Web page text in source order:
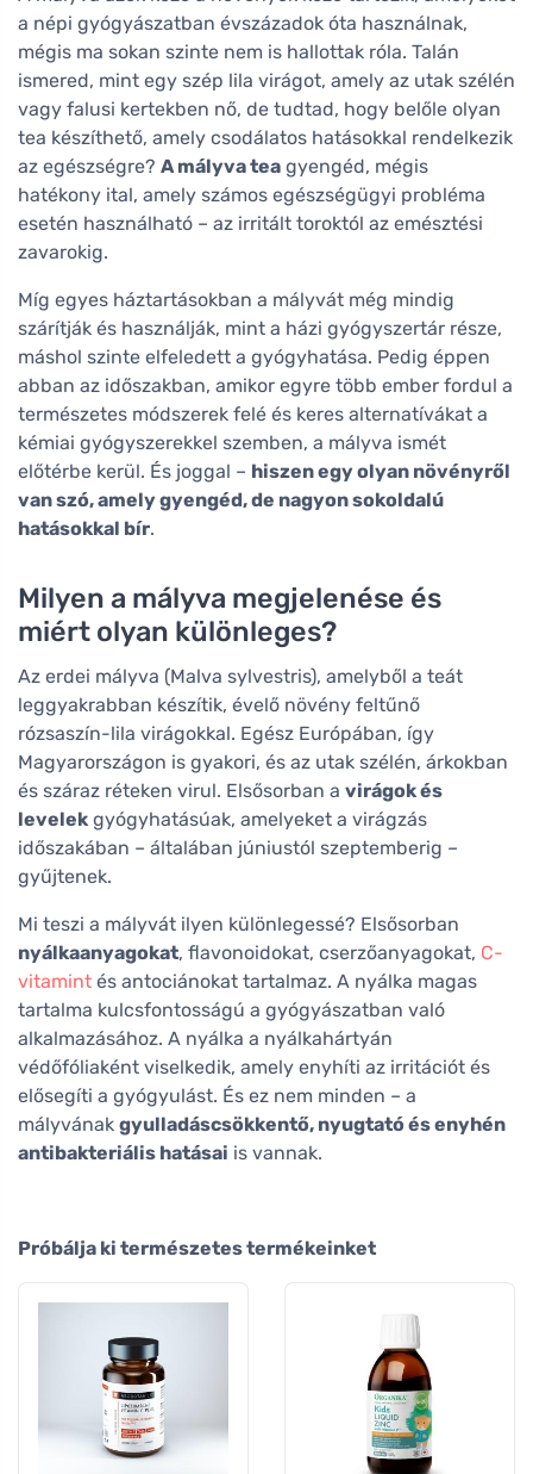
a népi gyógyászatban évszázadok óta használnak,
mégis ma sokan szinte nem is hallottak róla. Talán
ismered, mint egy szép lila virágot, amely az utak szélén
vagy falusi kertekben nő, de tudtad, hogy belőle olyan
tea készíthető, amely csodálatos hatásokkal rendelkezik
az egészségre? A mályva tea gyengéd, mégis
hatékony ital, amely számos egészségügyi probléma
esetén használható – az irritált toroktól az emésztési
zavarokig.
Míg egyes háztartásokban a mályvát még mindig
szárítják és használják, mint a házi gyógyszertár része,
máshol szinte elfeledett a gyógyhatása. Pedig éppen
abban az időszakban, amikor egyre több ember fordul a
természetes módszerek felé és keres alternatívákat a
kémiai gyógyszerekkel szemben, a mályva ismét
előtérbe kerül. És joggal – hiszen egy olyan növényről
van szó, amely gyengéd, de nagyon sokoldalú
hatásokkal bír.
Milyen a mályva megjelenése és
miért olyan különleges?
Az erdei mályva (Malva sylvestris), amelyből a teát
leggyakrabban készítik, évelő növény feltűnő
rózsaszín-lila virágokkal. Egész Európában, így
Magyarországon is gyakori, és az utak szélén, árkokban
és száraz réteken virul. Elsősorban a virágok és
levelek gyógyhatásúak, amelyeket a virágzás
időszakában – általában júniustól szeptemberig –
gyűjtenek.
Mi teszi a mályvát ilyen különlegessé? Elsősorban
nyálkaanyagokat, flavonoidokat, cserzőanyagokat, C-
vitamint és antociánokat tartalmaz. A nyálka magas
tartalma kulcsfontosságú a gyógyászatban való
alkalmazásához. A nyálka a nyálkahártyán
védőfóliaként viselkedik, amely enyhíti az irritációt és
elősegíti a gyógyulást. És ez nem minden – a
mályvának gyulladáscsökkentő, nyugtató és enyhén
antibakteriális hatásai is vannak.
Próbálja ki természetes termékeinket